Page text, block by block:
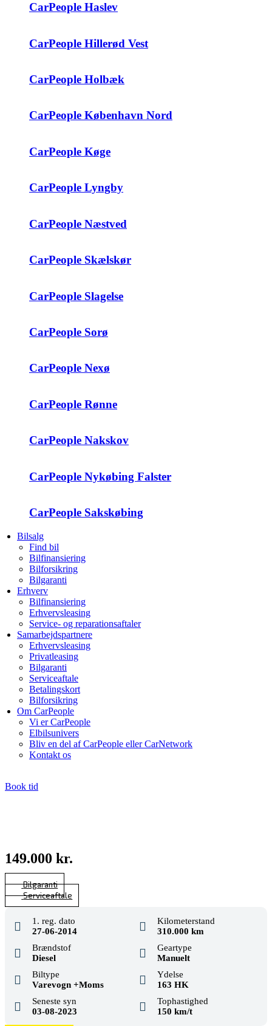
CarPeople Haslev
CarPeople Hillerød Vest
CarPeople Holbæk
CarPeople København Nord
CarPeople Køge
CarPeople Lyngby
CarPeople Næstved
CarPeople Skælskør
CarPeople Slagelse
CarPeople Sorø
CarPeople Nexø
CarPeople Rønne
CarPeople Nakskov
CarPeople Nykøbing Falster
CarPeople Sakskøbing
Bilsalg
Find bil
Bilfinansiering
Bilforsikring
Bilgaranti
Erhverv
Bilfinansiering
Erhvervsleasing
Service- og reparationsaftaler
Samarbejdspartnere
Erhvervsleasing
Privatleasing
Bilgaranti
Serviceaftale
Betalingskort
Bilforsikring
Om CarPeople
Vi er CarPeople
Elbilsunivers
Bliv en del af CarPeople eller CarNetwork
Kontakt os
Book tid
149.000 kr.
Bilgaranti
Serviceaftale
1. reg. dato
27-06-2014
Kilometerstand
310.000 km
Brændstof
Diesel
Geartype
Manuelt
Biltype
Varevogn +Moms
Ydelse
163 HK
Seneste syn
03-08-2023
Tophastighed
150 km/t